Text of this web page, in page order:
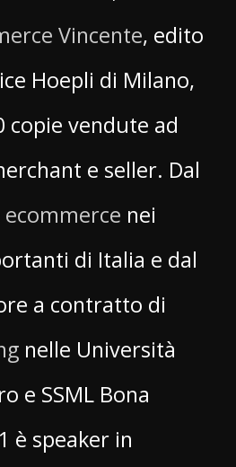
Vincente, edito
Hoepli di Milano,
copie vendute ad
e seller. Dal
nei
di Italia e dal
a contratto di
nelle Università
e SSML Bona
è speaker in